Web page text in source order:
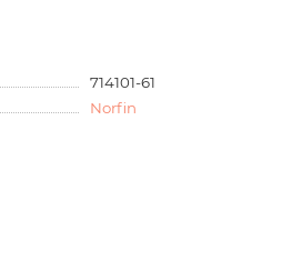
714101-61
Norfin